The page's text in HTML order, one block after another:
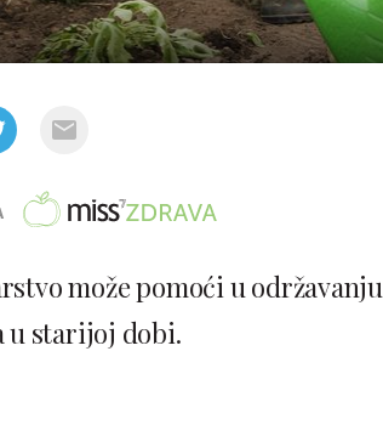
može pomoći u održavanju
u starijoj dobi.